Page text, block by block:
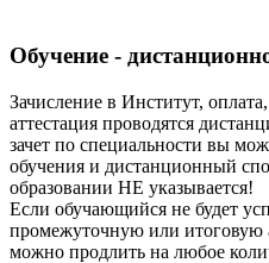
Обучение -
Зачисление в Институт,
аттестация проводятся
зачет по специальности вы
обучения и дистанционный
образовании НЕ указывается!
Если обучающийся не будет
промежуточную или итоговую
можно продлить на любое